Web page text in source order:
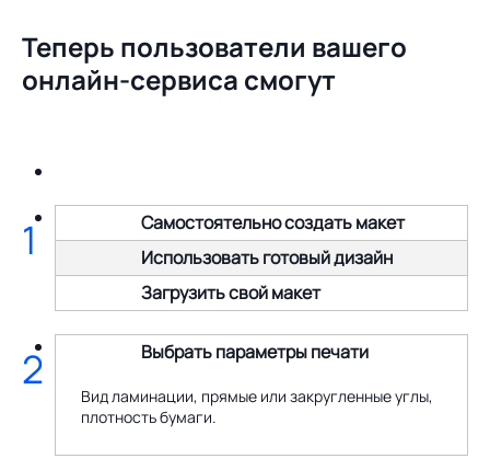
Теперь пользователи вашего
онлайн-сервиса смогут
Самостоятельно создать макет
Использовать готовый дизайн
Загрузить свой макет
1
Выбрать параметры печати
Вид ламинации, прямые или закругленные углы,
плотность бумаги.
2